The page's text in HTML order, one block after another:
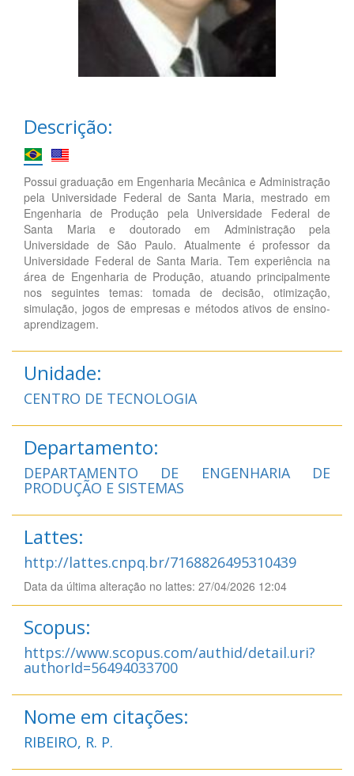
Descrição:
Possui graduação em Engenharia Mecânica e Administração
pela Universidade Federal de Santa Maria, mestrado em
Engenharia de Produção pela Universidade Federal de
Santa Maria e doutorado em Administração pela
Universidade de São Paulo. Atualmente é professor da
Universidade Federal de Santa Maria. Tem experiência na
área de Engenharia de Produção, atuando principalmente
nos seguintes temas: tomada de decisão, otimização,
simulação, jogos de empresas e métodos ativos de ensino-
aprendizagem.
Unidade:
CENTRO DE TECNOLOGIA
Departamento:
DEPARTAMENTO DE ENGENHARIA DE
PRODUÇÃO E SISTEMAS
Lattes:
http://lattes.cnpq.br/7168826495310439
Data da última alteração no lattes: 27/04/2026 12:04
Scopus:
https://www.scopus.com/authid/detail.uri?
authorId=56494033700
Nome em citações:
RIBEIRO, R. P.